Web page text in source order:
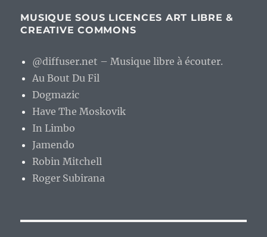
MUSIQUE SOUS LICENCES ART LIBRE &
CREATIVE COMMONS
@diffuser.net – Musique libre à écouter.
Au Bout Du Fil
Dogmazic
Have The Moskovik
In Limbo
Jamendo
Robin Mitchell
Roger Subirana